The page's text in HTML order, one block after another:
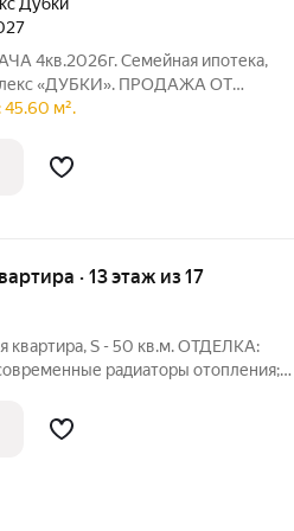
4кв.2026г. Семейная ипотека,
«ДУБКИ». ПРОДАЖА ОТ
бесплатно только в официальном
45.60 м².
· 13 этаж из 17
квартира, S - 50 кв.м. ОТДЕЛКА:
входная